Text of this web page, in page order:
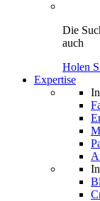
Die
auch
Holen
Expertise